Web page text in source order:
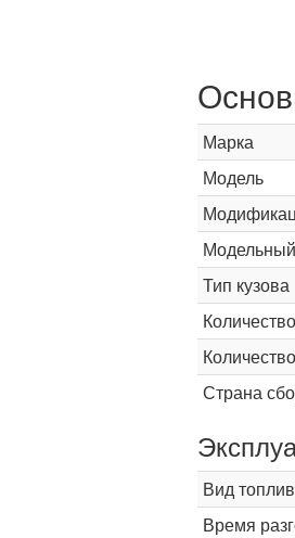
Марка
Модель
Тип кузова
Страна
Вид
Время